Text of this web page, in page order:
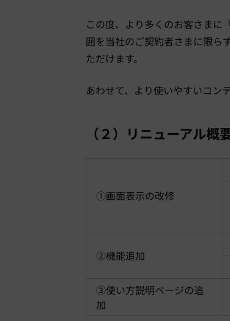
この度、より多くのお客さまに
囲を当社のご契約者さまに限ら
ただけます。
あわせて、より使いやすいコン
（２）リニューアル概
①画面表示の改修
②機能追加
③使い方説明ページの追
加